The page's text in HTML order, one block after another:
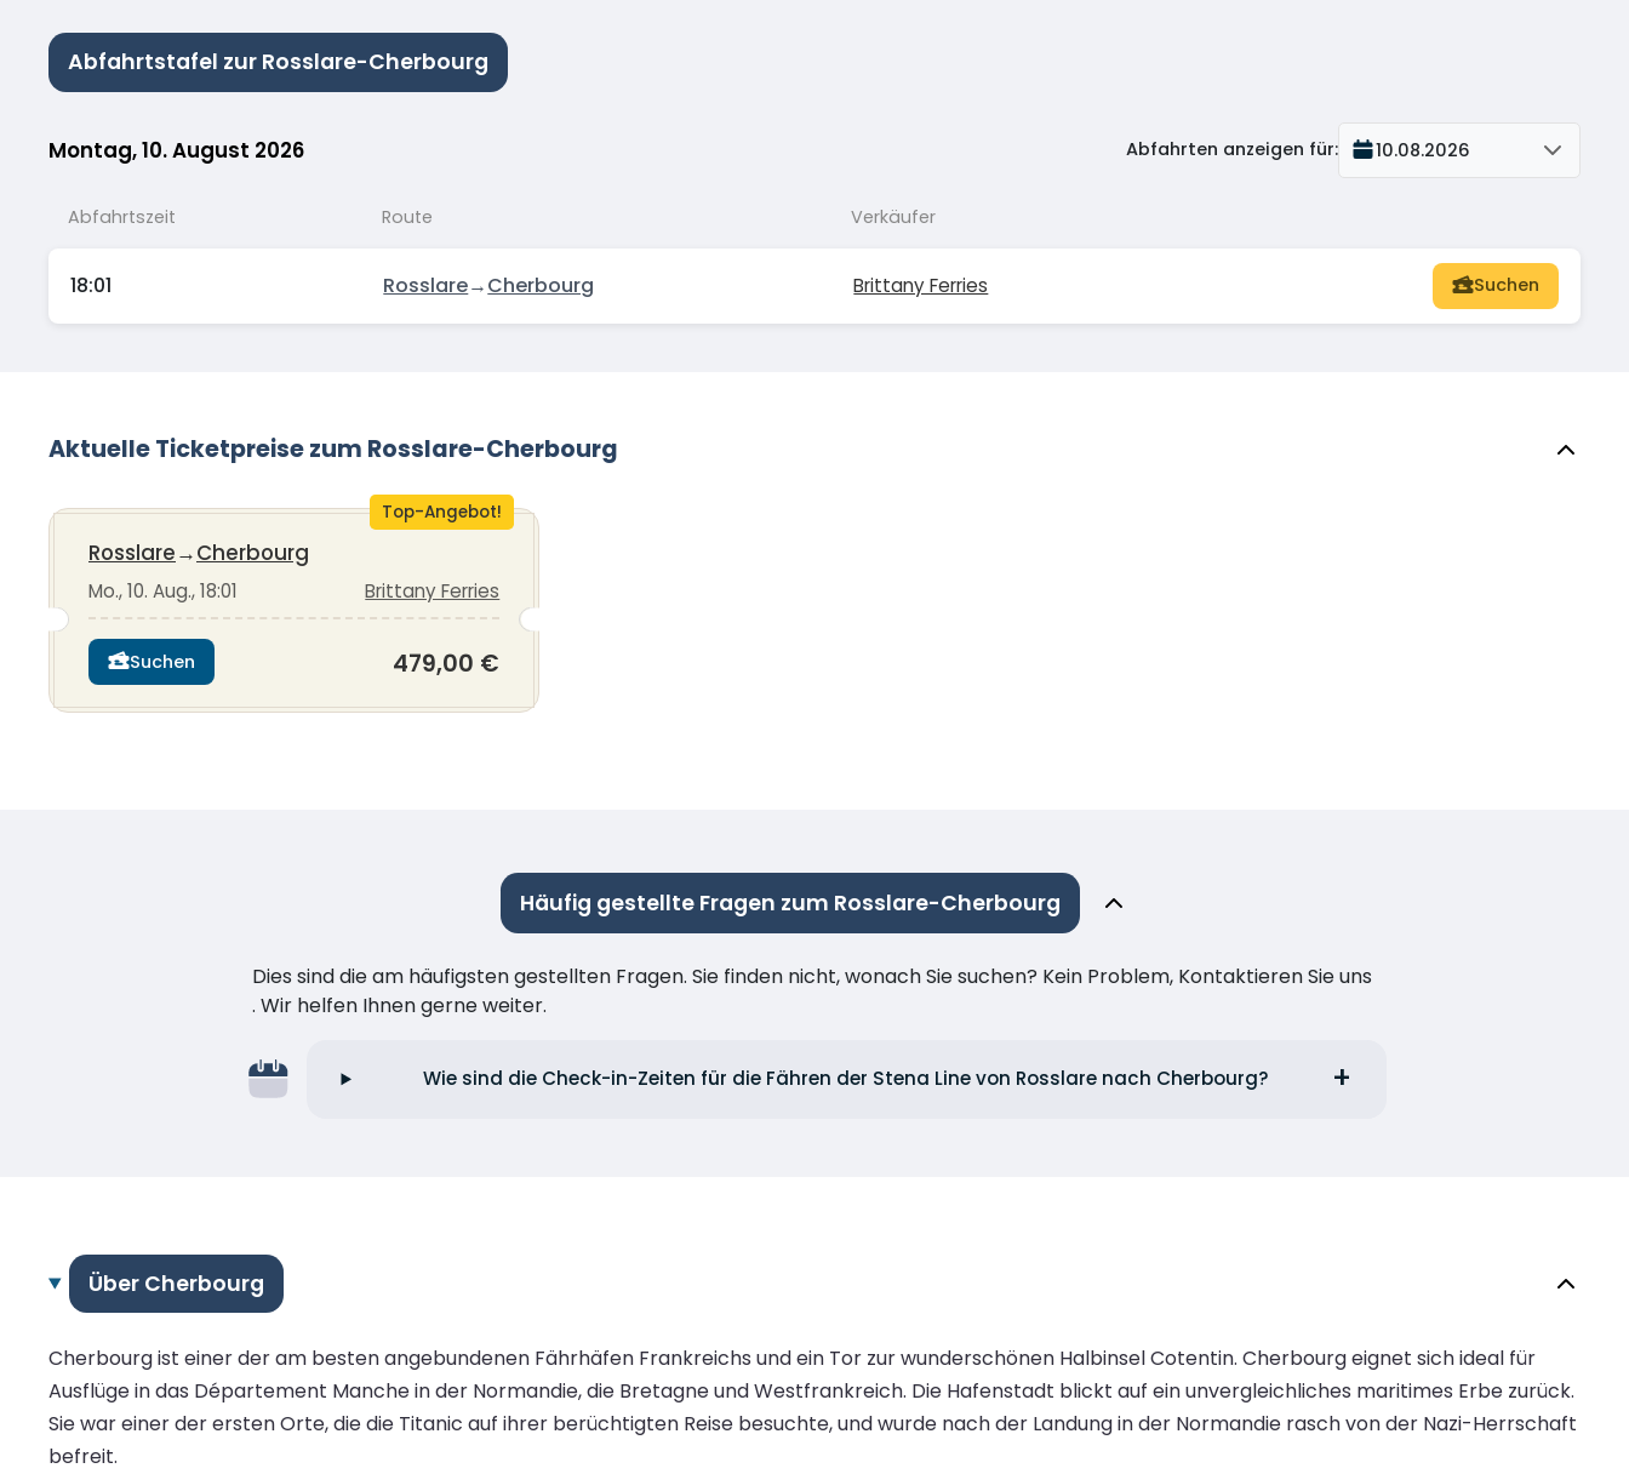
Abfahrtstafel zur Rosslare-Cherbourg
Montag, 10. August 2026 Abfahrten anzeigen für: 10.08.2026
Abfahrtszeit Route Verkäufer
18:01 Rosslare→Cherbourg Brittany Ferries Suchen
Aktuelle Ticketpreise zum Rosslare-Cherbourg
Top-Angebot!
Rosslare→Cherbourg
Mo., 10. Aug., 18:01 Brittany Ferries
Suchen 479,00 €
Häufig gestellte Fragen zum Rosslare-Cherbourg
Dies sind die am häufigsten gestellten Fragen. Sie finden nicht, wonach Sie suchen? Kein Problem, Kontaktieren Sie uns
. Wir helfen Ihnen gerne weiter.
Wie sind die Check-in-Zeiten für die Fähren der Stena Line von Rosslare nach Cherbourg?
Über Cherbourg
Cherbourg ist einer der am besten angebundenen Fährhäfen Frankreichs und ein Tor zur wunderschönen Halbinsel Cotentin. Cherbourg eignet sich ideal für
Ausflüge in das Département Manche in der Normandie, die Bretagne und Westfrankreich. Die Hafenstadt blickt auf ein unvergleichliches maritimes Erbe zurück.
Sie war einer der ersten Orte, die die Titanic auf ihrer berüchtigten Reise besuchte, und wurde nach der Landung in der Normandie rasch von der Nazi-Herrschaft
befreit.